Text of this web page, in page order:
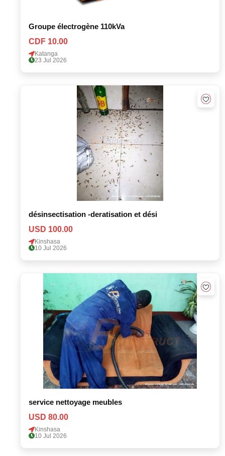
Groupe électrogène 110kVa
CDF 10.00
Katanga
23 Jul 2026
désinsectisation -deratisation et dési
USD 100.00
Kinshasa
10 Jul 2026
service nettoyage meubles
USD 80.00
Kinshasa
10 Jul 2026